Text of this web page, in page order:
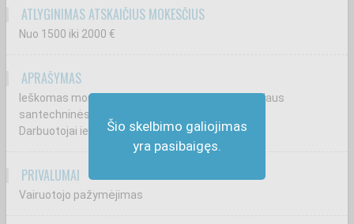
Šio skelbimo galiojimas
yra pasibaigęs.
ATLYGINIMAS ATSKAIČIUS MOKESČIUS
Nuo 1500 iki 2000 €
APRAŠYMAS
Ieškomas montuotojas-santechnikas lauko ir vidaus
santechninės įrangos montavimui!
Darbuotojai ieškomi Vilniuje, Kaune.
PRIVALUMAI
Vairuotojo pažymėjimas